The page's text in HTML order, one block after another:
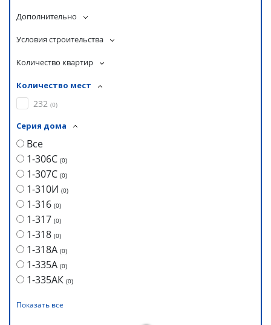
Дополнительно
Условия строительства
Количество квартир
Количество мест
232 (0)
Серия дома
Все
1-306С (0)
1-307С (0)
1-310И (0)
1-316 (0)
1-317 (0)
1-318 (0)
1-318А (0)
1-335А (0)
1-335АК (0)
Показать все